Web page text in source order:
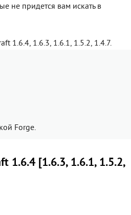
не придется вам искать в
1.6.4, 1.6.3, 1.6.1, 1.5.2, 1.4.7.
Forge.
1.6.4 [1.6.3, 1.6.1, 1.5.2,